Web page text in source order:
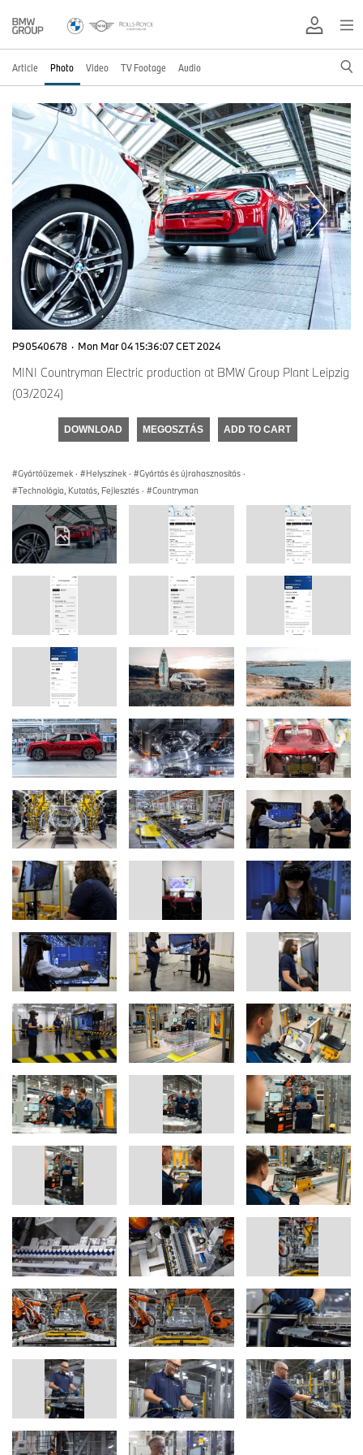
Article Photo Video TV Footage Audio
P90540678 · Mon Mar 04 15:36:07 CET 2024
MINI Countryman Electric production at BMW Group Plant Leipzig
(03/2024)
DOWNLOAD MEGOSZTÁS ADD TO CART
Gyártóüzemek · Helyszínek · Gyártás és újrahasznosítás ·
Technológia, Kutatás, Fejlesztés · Countryman